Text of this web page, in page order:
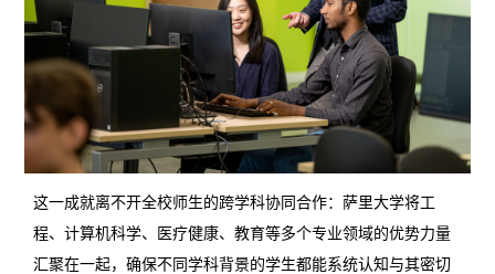
这一成就离不开全校师生的跨学科协同合作：萨里大学将工
程、计算机科学、医疗健康、教育等多个专业领域的优势力量
汇聚在一起，确保不同学科背景的学生都能系统认知与其密切